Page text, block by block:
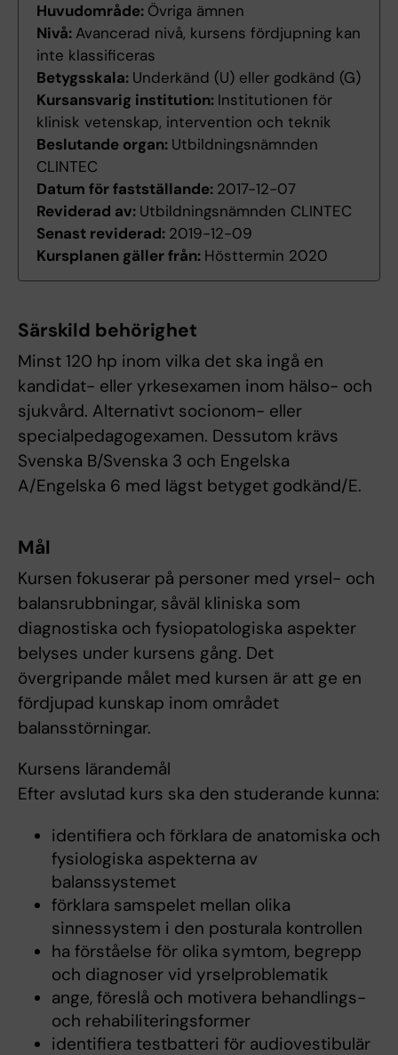
Huvudområde: Övriga ämnen
Nivå: Avancerad nivå, kursens fördjupning kan
inte klassificeras
Betygsskala: Underkänd (U) eller godkänd (G)
Kursansvarig institution: Institutionen för
klinisk vetenskap, intervention och teknik
Beslutande organ: Utbildningsnämnden
CLINTEC
Datum för fastställande: 2017-12-07
Reviderad av: Utbildningsnämnden CLINTEC
Senast reviderad: 2019-12-09
Kursplanen gäller från: Hösttermin 2020
Särskild behörighet
Minst 120 hp inom vilka det ska ingå en
kandidat- eller yrkesexamen inom hälso- och
sjukvård. Alternativt socionom- eller
specialpedagogexamen. Dessutom krävs
Svenska B/Svenska 3 och Engelska
A/Engelska 6 med lägst betyget godkänd/E.
Mål
Kursen fokuserar på personer med yrsel- och
balansrubbningar, såväl kliniska som
diagnostiska och fysiopatologiska aspekter
belyses under kursens gång. Det
övergripande målet med kursen är att ge en
fördjupad kunskap inom området
balansstörningar.
Kursens lärandemål
Efter avslutad kurs ska den studerande kunna:
identifiera och förklara de anatomiska och
fysiologiska aspekterna av
balanssystemet
förklara samspelet mellan olika
sinnessystem i den posturala kontrollen
ha förståelse för olika symtom, begrepp
och diagnoser vid yrselproblematik
ange, föreslå och motivera behandlings-
och rehabiliteringsformer
identifiera testbatteri för audiovestibulär